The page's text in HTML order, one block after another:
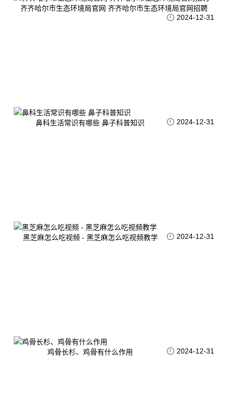
齐齐哈尔市生态环境局官网 齐齐哈尔市生态环境局官网招聘
2024-12-31
鼻科生活常识有哪些 鼻子科普知识 2024-12-31
黑芝麻怎么吃视频 - 黑芝麻怎么吃视频教学 2024-12-31
鸡骨长杉、鸡骨有什么作用 2024-12-31